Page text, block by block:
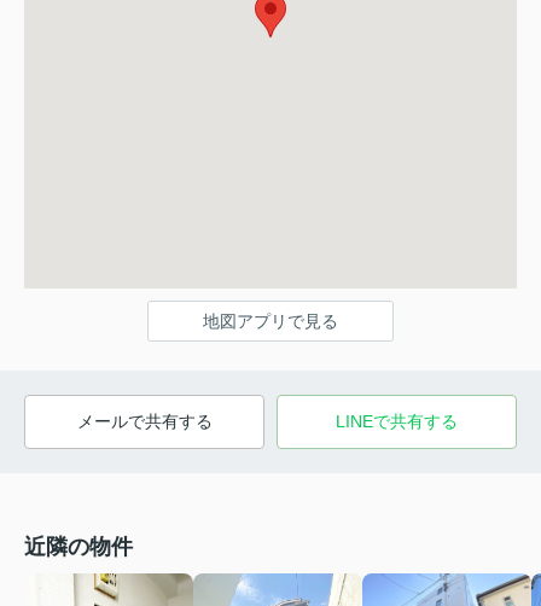
地図アプリで見る
メールで共有する LINEで共有する
近隣の物件